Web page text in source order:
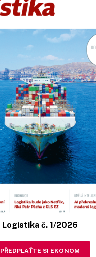
Logistika č. 1/2026
PŘEDPLAŤTE SI EKONOM